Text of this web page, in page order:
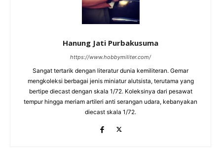
Hanung Jati Purbakusuma
https://www.hobbymiliter.com/
Sangat tertarik dengan literatur dunia kemiliteran. Gemar
mengkoleksi berbagai jenis miniatur alutsista, terutama yang
bertipe diecast dengan skala 1/72. Koleksinya dari pesawat
tempur hingga meriam artileri anti serangan udara, kebanyakan
diecast skala 1/72.